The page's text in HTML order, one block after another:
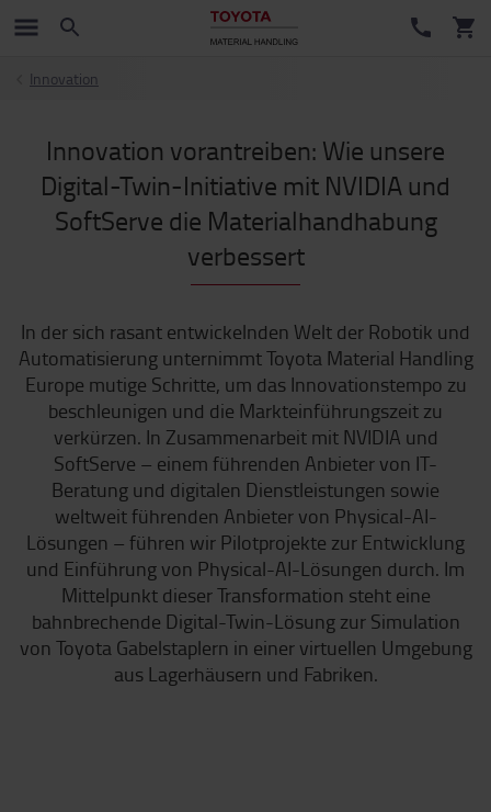
Innovation
Innovation vorantreiben: Wie unsere
Digital-Twin-Initiative mit NVIDIA und
SoftServe die Materialhandhabung
verbessert
In der sich rasant entwickelnden Welt der Robotik und
Automatisierung unternimmt Toyota Material Handling
Europe mutige Schritte, um das Innovationstempo zu
beschleunigen und die Markteinführungszeit zu
verkürzen. In Zusammenarbeit mit NVIDIA und
SoftServe – einem führenden Anbieter von IT-
Beratung und digitalen Dienstleistungen sowie
weltweit führenden Anbieter von Physical-AI-
Lösungen – führen wir Pilotprojekte zur Entwicklung
und Einführung von Physical-AI-Lösungen durch. Im
Mittelpunkt dieser Transformation steht eine
bahnbrechende Digital-Twin-Lösung zur Simulation
von Toyota Gabelstaplern in einer virtuellen Umgebung
aus Lagerhäusern und Fabriken.